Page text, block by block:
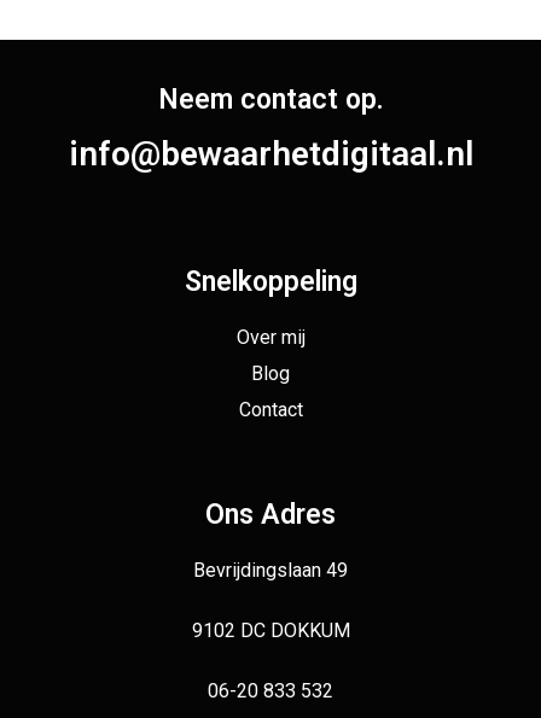
Neem contact op.
info@bewaarhetdigitaal.nl
Snelkoppeling
Over mij
Blog
Contact
Ons Adres
Bevrijdingslaan 49
9102 DC DOKKUM
06-20 833 532